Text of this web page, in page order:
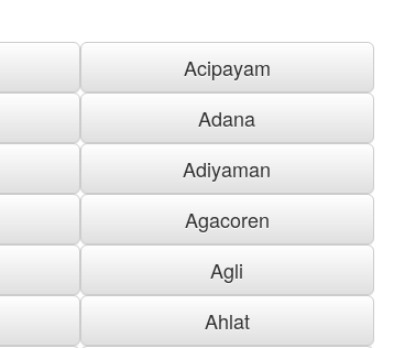
Acipayam
Adana
Adiyaman
Agacoren
Agli
Ahlat